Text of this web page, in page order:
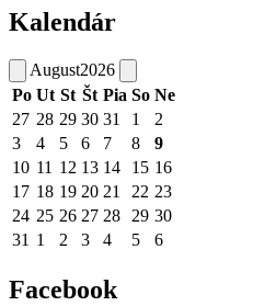
Kalendár
August2026
Po Ut St Št Pia So Ne
27 28 29 30 31 1
2
3
4 5 6 7 8
9
10 11 12 13 14 15 16
17 18 19 20 21 22 23
24 25 26 27 28 29 30
31 1 2 3 4 5 6
Facebook